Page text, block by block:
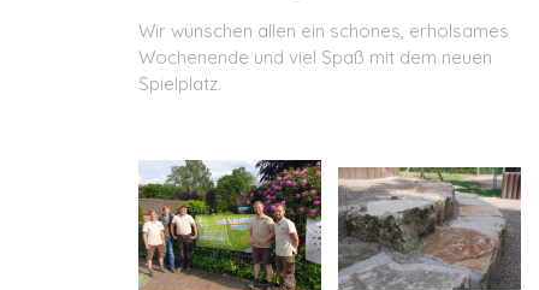
Wir wünschen allen ein schönes, erholsames
Wochenende und viel Spaß mit dem neuen
Spielplatz.